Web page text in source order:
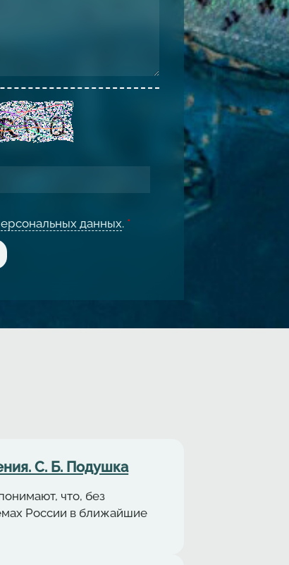
данных. *
С. Б. Подушка
что, без
России в ближайшие